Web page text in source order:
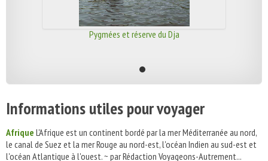
Pygmées et réserve du Dja
Informations utiles pour voyager
Afrique L'Afrique est un continent bordé par la mer Méditerranée au nord,
le canal de Suez et la mer Rouge au nord-est, l'océan Indien au sud-est et
l'océan Atlantique à l'ouest. ~ par Rédaction Voyageons-Autrement...